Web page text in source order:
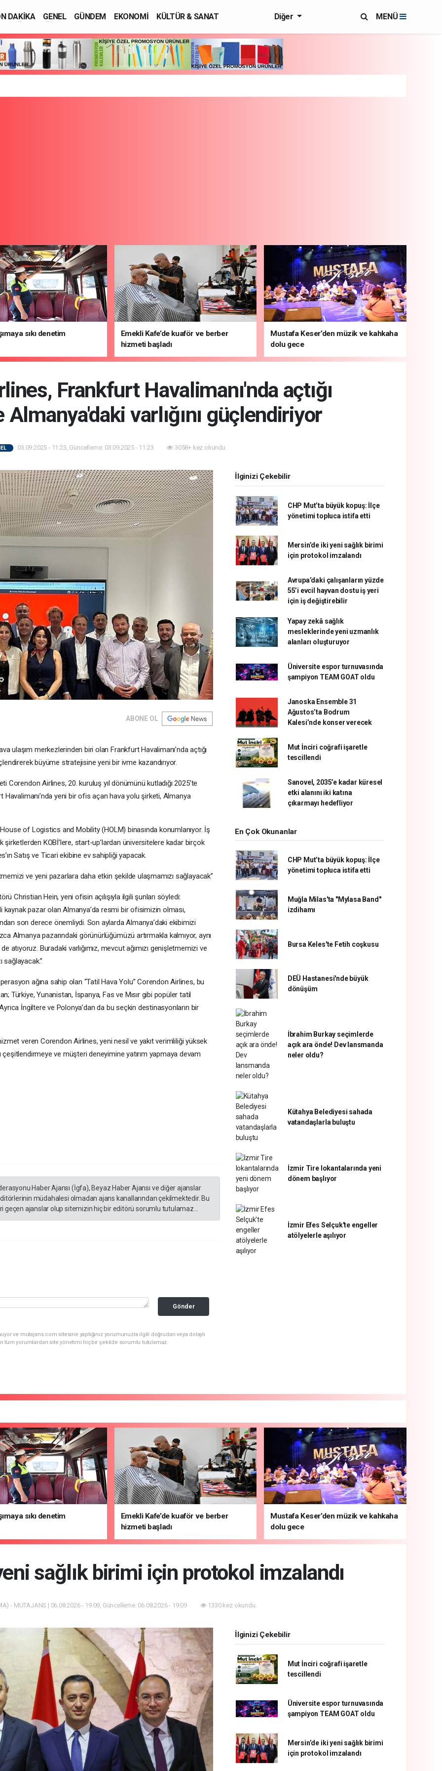
DAKİKA GENEL GÜNDEM EKONOMİ
KÜLTÜR & SANAT
Diğer MENÜ
sıkı denetim
Emekli Kafe’de kuaför ve berber
hizmeti başladı
Mustafa Keser’den müzik ve kahkaha
dolu gece
Frankfurt Havalimanı'nda açtığı
varlığını güçlendiriyor
03.09.2025 - 11:23, Güncelleme: 03.09.2025 - 11:23 3058+ kez okundu.
ABONE OL
ulaşım merkezlerinden biri olan Frankfurt Havalimanı’nda açtığı
büyüme stratejisine yeni bir ivme kazandırıyor.
Corendon Airlines, 20. kuruluş yıl dönümünü kutladığı 2025’te
Havalimanı’nda yeni bir ofis açan hava yolu şirketi, Almanya
of Logistics and Mobility (HOLM) binasında konumlanıyor. İş
şirketlerden KOBİ’lere, start-up’lardan üniversitelere kadar birçok
Satış ve Ticari ekibine ev sahipliği yapacak.
ve yeni pazarlara daha etkin şekilde ulaşmamızı sağlayacak”
Christian Hein, yeni ofisin açılışıyla ilgili şunları söyledi:
pazar olan Almanya’da resmi bir ofisimizin olması,
son derece önemliydi. Son aylarda Almanya’daki ekibimizi
Almanya pazarındaki görünürlüğümüzü artırmakla kalmıyor, aynı
Buradaki varlığımız, mevcut ağımızı genişletmemizi ve
sağlayacak.”
ağına sahip olan “Tatil Hava Yolu” Corendon Airlines, bu
Türkiye, Yunanistan, İspanya, Fas ve Mısır gibi popüler tatil
İngiltere ve Polonya’dan da bu seçkin destinasyonların bir
veren Corendon Airlines, yeni nesil ve yakıt verimliliği yüksek
ve müşteri deneyimine yatırım yapmaya devam
Haber Ajansı (İgfa), Beyaz Haber Ajansı ve diğer ajanslar
müdahalesi olmadan ajans kanallarından çekilmektedir. Bu
ajanslar olup sitemizin hiç bir editörü sorumlu tutulamaz...
Gönder
ve mutajans.com sitesine yaptığınız yorumunuzla ilgili doğrudan veya dolaylı
tüm yorumlardan site yönetimi hiçbir şekilde sorumlu tutulamaz.
İlginizi Çekebilir
CHP Mut’ta büyük kopuş: İlçe
yönetimi topluca istifa etti
Mersin’de iki yeni sağlık birimi
için protokol imzalandı
Avrupa’daki çalışanların yüzde
55’i evcil hayvan dostu iş yeri
için iş değiştirebilir
Yapay zekâ sağlık
mesleklerinde yeni uzmanlık
alanları oluşturuyor
Üniversite espor turnuvasında
şampiyon TEAM GOAT oldu
Janoska Ensemble 31
Ağustos’ta Bodrum
Kalesi’nde konser verecek
Mut İnciri coğrafi işaretle
tescillendi
Sanovel, 2035’e kadar küresel
etki alanını iki katına
çıkarmayı hedefliyor
En Çok Okunanlar
CHP Mut’ta büyük kopuş: İlçe
yönetimi topluca istifa etti
Muğla Milas'ta "Mylasa Band"
izdihamı
Bursa Keles'te Fetih coşkusu
DEÜ Hastanesi'nde büyük
dönüşüm
İbrahim Burkay seçimlerde
açık ara önde! Dev lansmanda
neler oldu?
Kütahya Belediyesi sahada
vatandaşlarla buluştu
İzmir Tire lokantalarında yeni
dönem başlıyor
İzmir Efes Selçuk'te engeller
atölyelerle aşılıyor
sıkı denetim
Emekli Kafe’de kuaför ve berber
hizmeti başladı
Mustafa Keser’den müzik ve kahkaha
dolu gece
sağlık birimi için protokol imzalandı
- MUTAJANS | 06.08.2026 - 19:09, Güncelleme: 06.08.2026 - 19:09 1330 kez okundu.
İlginizi Çekebilir
Mut İnciri coğrafi işaretle
tescillendi
Üniversite espor turnuvasında
şampiyon TEAM GOAT oldu
Mersin’de iki yeni sağlık birimi
için protokol imzalandı